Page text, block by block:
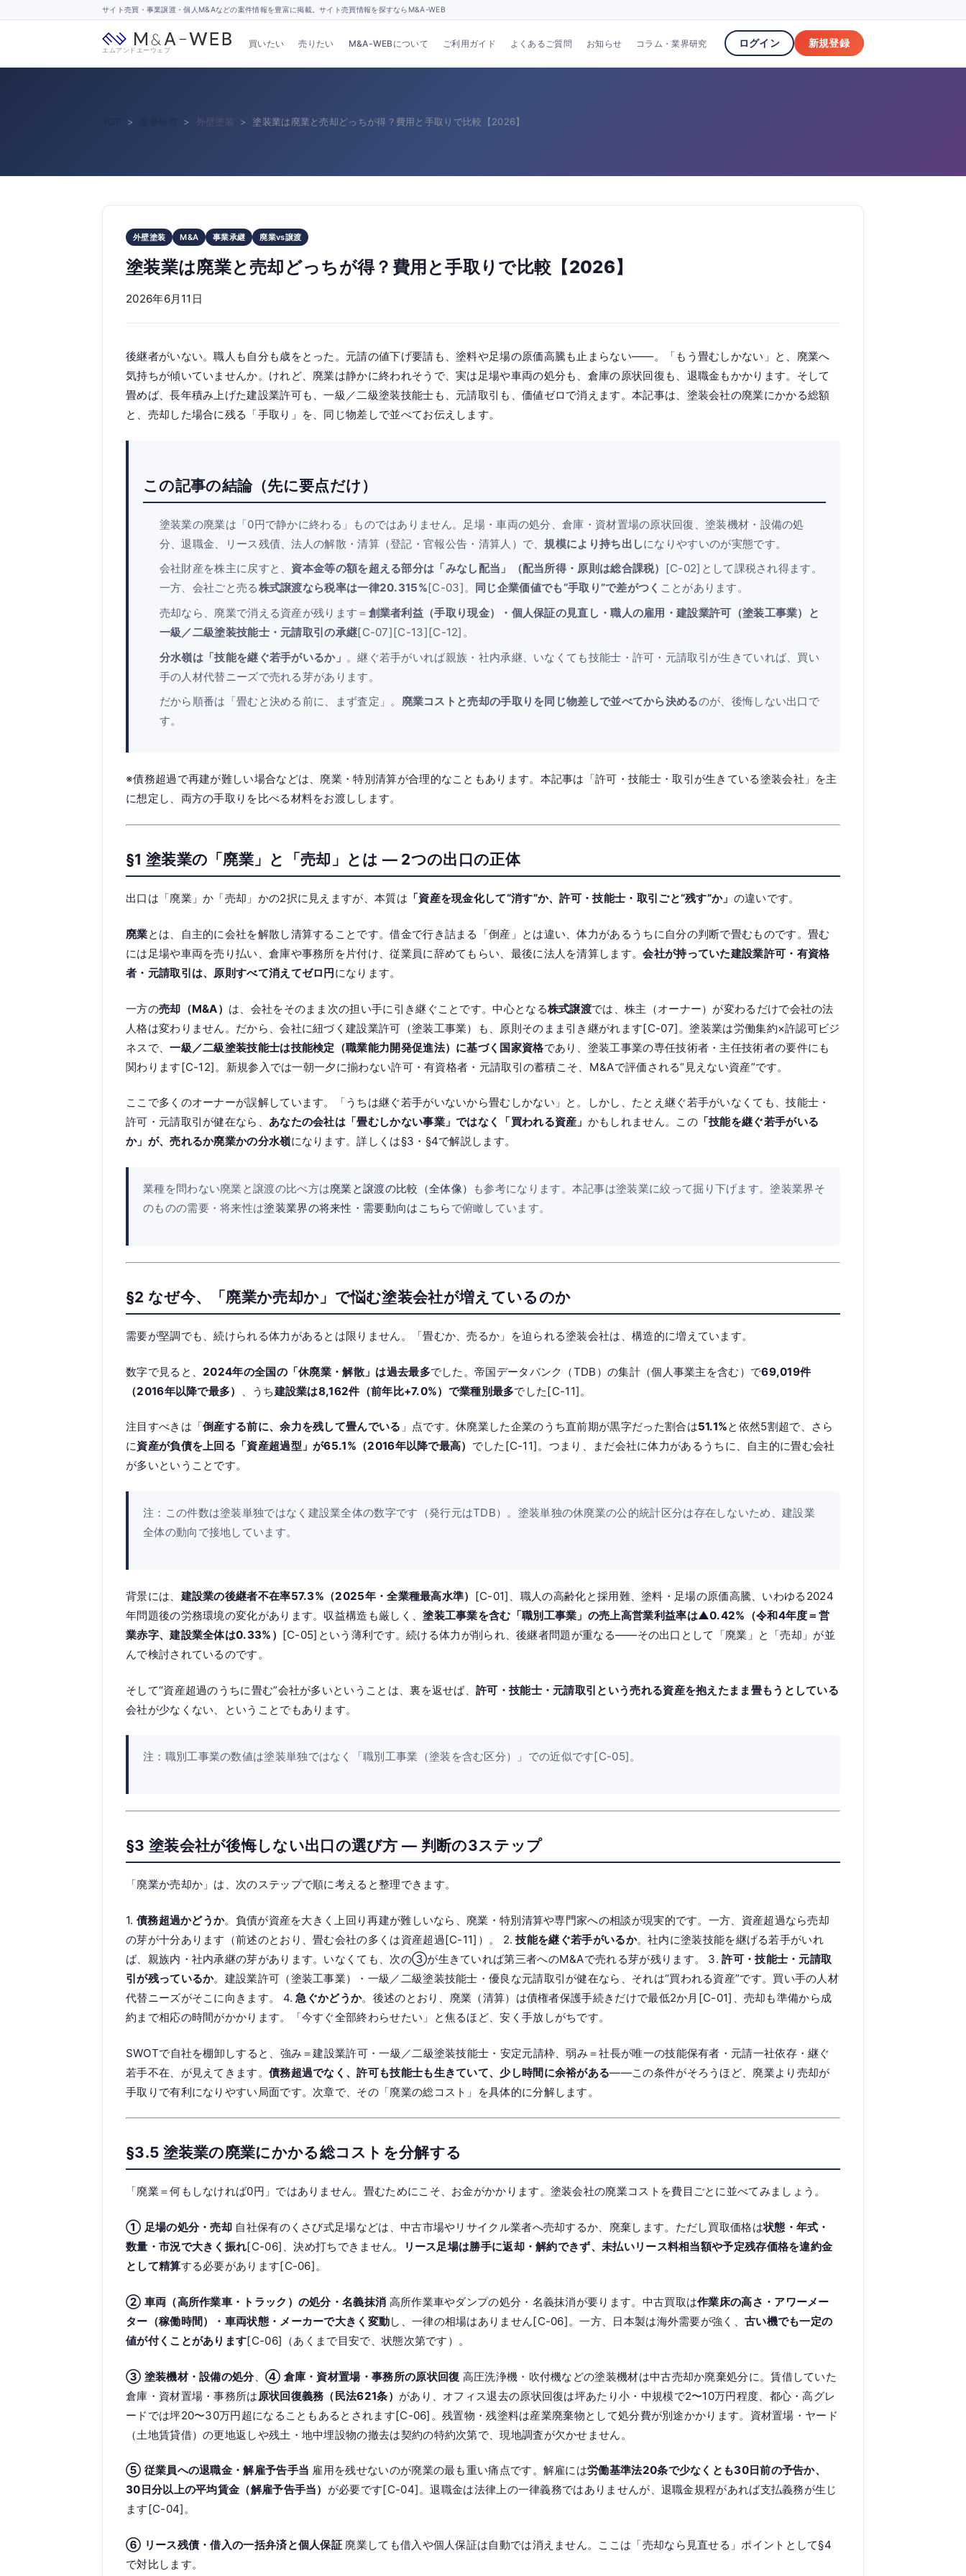
サイト売買・事業譲渡・個人M&Aなどの案件情報を豊富に掲載。サイト売買情報を探すならM&A-WEB
エムアンドエーウェブ
買いたい 売りたい M&A-WEBについて ご利用ガイド よくあるご質問 お知らせ コラム・業界研究 ログイン 新規登録
外壁塗装 塗装業は廃業と売却どっちが得？費用と手取りで比較【2026】
外壁塗装 M&A 事業承継 廃業vs譲渡
塗装業は廃業と売却どっちが得？費用と手取りで比較【2026】
2026年6月11日
後継者がいない。職人も自分も歳をとった。元請の値下げ要請も、塗料や足場の原価高騰も止まらない——。「もう畳むしかない」と、廃業へ
気持ちが傾いていませんか。けれど、廃業は静かに終われそうで、実は足場や車両の処分も、倉庫の原状回復も、退職金もかかります。そして
畳めば、長年積み上げた建設業許可も、一級／二級塗装技能士も、元請取引も、価値ゼロで消えます。本記事は、塗装会社の廃業にかかる総額
と、売却した場合に残る「手取り」を、同じ物差しで並べてお伝えします。
この記事の結論（先に要点だけ）
塗装業の廃業は「0円で静かに終わる」ものではありません。足場・車両の処分、倉庫・資材置場の原状回復、塗装機材・設備の処
分、退職金、リース残債、法人の解散・清算（登記・官報公告・清算人）で、 規模により持ち出しになりやすいのが実態です。
会社財産を株主に戻すと、 資本金等の額を超える部分は「みなし配当」（配当所得・原則は総合課税）
[C-02]として課税され得ます。
一方、会社ごと売る株式譲渡なら税率は一律20.315%[C-03]。 同じ企業価値でも“手取り”で差がつく ことがあります。
売却なら、廃業で消える資産が残ります＝ 創業者利益（手取り現金）・個人保証の見直し・職人の雇用・建設業許可（塗装工事業）と
一級／二級塗装技能士・元請取引の承継[C-07][C-13][C-12]。
分水嶺は「技能を継ぐ若手がいるか」 。継ぐ若手がいれば親族・社内承継、いなくても技能士・許可・元請取引が生きていれば、買い
手の人材代替ニーズで売れる芽があります。
だから順番は「畳むと決める前に、まず査定」。 廃業コストと売却の手取りを同じ物差しで並べてから決めるのが、後悔しない出口で
す。
※債務超過で再建が難しい場合などは、廃業・特別清算が合理的なこともあります。本記事は「許可・技能士・取引が生きている塗装会社」を主
に想定し、両方の手取りを比べる材料をお渡しします。
§1 塗装業の「廃業」と「売却」とは — 2つの出口の正体
出口は「廃業」か「売却」かの2択に見えますが、本質は 「資産を現金化して“消す”か、許可・技能士・取引ごと“残す”か」 の違いです。
廃業とは、自主的に会社を解散し清算することです。借金で行き詰まる「倒産」とは違い、体力があるうちに自分の判断で畳むものです。畳む
には足場や車両を売り払い、倉庫や事務所を片付け、従業員に辞めてもらい、最後に法人を清算します。会社が持っていた建設業許可・有資格
者・元請取引は、原則すべて消えてゼロ円になります。
一方の売却（M&A） は、会社をそのまま次の担い手に引き継ぐことです。中心となる株式譲渡では、株主（オーナー）が変わるだけで会社の法
人格は変わりません。だから、会社に紐づく建設業許可（塗装工事業）も、原則そのまま引き継がれます[C-07]。塗装業は労働集約×許認可ビジ
ネスで、一級／二級塗装技能士は技能検定（職業能力開発促進法）に基づく国家資格であり、塗装工事業の専任技術者・主任技術者の要件にも
関わります[C-12]。新規参入では一朝一夕に揃わない許可・有資格者・元請取引の蓄積こそ、M&Aで評価される“見えない資産”です。
ここで多くのオーナーが誤解しています。「うちは継ぐ若手がいないから畳むしかない」と。しかし、たとえ継ぐ若手がいなくても、技能士・
許可・元請取引が健在なら、 あなたの会社は「畳むしかない事業」ではなく「買われる資産」 かもしれません。この「技能を継ぐ若手がいる
か」が、売れるか廃業かの分水嶺になります。詳しくは§3・§4で解説します。
業種を問わない廃業と譲渡の比べ方は廃業と譲渡の比較（全体像）
も参考になります。本記事は塗装業に絞って掘り下げます。塗装業界そ
のものの需要・将来性は塗装業界の将来性・需要動向はこちら で俯瞰しています。
§2 なぜ今、「廃業か売却か」で悩む塗装会社が増えているのか
需要が堅調でも、続けられる体力があるとは限りません。「畳むか、売るか」を迫られる塗装会社は、構造的に増えています。
数字で見ると、 2024年の全国の「休廃業・解散」は過去最多でした。帝国データバンク（TDB）の集計（個人事業主を含む）で69,019件
（2016年以降で最多）
、うち建設業は8,162件（前年比+7.0%）で業種別最多でした[C-11]。
注目すべきは「倒産する前に、余力を残して畳んでいる 」点です。休廃業した企業のうち直前期が黒字だった割合は51.1%と依然5割超で、さら
に資産が負債を上回る「資産超過型」が65.1%（2016年以降で最高） でした[C-11]。つまり、まだ会社に体力があるうちに、自主的に畳む会社
が多いということです。
注：この件数は塗装単独ではなく建設業全体の数字です（発行元はTDB）。塗装単独の休廃業の公的統計区分は存在しないため、建設業
全体の動向で接地しています。
背景には、 建設業の後継者不在率57.3%（2025年・全業種最高水準） [C-01]、職人の高齢化と採用難、塗料・足場の原価高騰、いわゆる2024
年問題後の労務環境の変化があります。収益構造も厳しく、塗装工事業を含む「職別工事業」の売上高営業利益率は▲0.42%（令和4年度＝営
業赤字、建設業全体は0.33%） [C-05]という薄利です。続ける体力が削られ、後継者問題が重なる——その出口として「廃業」と「売却」が並
んで検討されているのです。
そして“資産超過のうちに畳む”会社が多いということは、裏を返せば、許可・技能士・元請取引という売れる資産を抱えたまま畳もうとしている
会社が少なくない、ということでもあります。
注：職別工事業の数値は塗装単独ではなく「職別工事業（塗装を含む区分）」での近似です[C-05]。
§3 塗装会社が後悔しない出口の選び方 — 判断の3ステップ
「廃業か売却か」は、次のステップで順に考えると整理できます。
1. 債務超過かどうか。負債が資産を大きく上回り再建が難しいなら、廃業・特別清算や専門家への相談が現実的です。一方、資産超過なら売却
の芽が十分あります（前述のとおり、畳む会社の多くは資産超過[C-11]）。 2.技能を継ぐ若手がいるか。社内に塗装技能を継げる若手がいれ
ば、親族内・社内承継の芽があります。いなくても、次の③が生きていれば第三者へのM&Aで売れる芽が残ります。 3.許可・技能士・元請取
引が残っているか。建設業許可（塗装工事業）・一級／二級塗装技能士・優良な元請取引が健在なら、それは“買われる資産”です。買い手の人材
代替ニーズがそこに向きます。 4.急ぐかどうか。後述のとおり、廃業（清算）は債権者保護手続きだけで最低2か月[C-01]、売却も準備から成
約まで相応の時間がかかります。「今すぐ全部終わらせたい」と焦るほど、安く手放しがちです。
SWOTで自社を棚卸しすると、強み＝建設業許可・一級／二級塗装技能士・安定元請枠、弱み＝社長が唯一の技能保有者・元請一社依存・継ぐ
若手不在、が見えてきます。 債務超過でなく、許可も技能士も生きていて、少し時間に余裕がある——この条件がそろうほど、廃業より売却が
手取りで有利になりやすい局面です。次章で、その「廃業の総コスト」を具体的に分解します。
§3.5 塗装業の廃業にかかる総コストを分解する
「廃業＝何もしなければ0円」ではありません。畳むためにこそ、お金がかかります。塗装会社の廃業コストを費目ごとに並べてみましょう。
① 足場の処分・売却 自社保有のくさび式足場などは、中古市場やリサイクル業者へ売却するか、廃棄します。ただし買取価格は状態・年式・
数量・市況で大きく振れ[C-06]、決め打ちできません。
リース足場は勝手に返却・解約できず、未払いリース料相当額や予定残存価格を違約金
として精算する必要があります[C-06]。
② 車両（高所作業車・トラック）の処分・名義抹消 高所作業車やダンプの処分・名義抹消が要ります。中古買取は作業床の高さ・アワーメー
ター（稼働時間）・車両状態・メーカーで大きく変動し、一律の相場はありません[C-06]。一方、日本製は海外需要が強く、 古い機でも一定の
値が付くことがあります[C-06]（あくまで目安で、状態次第です）。
③ 塗装機材・設備の処分、 ④ 倉庫・資材置場・事務所の原状回復 高圧洗浄機・吹付機などの塗装機材は中古売却か廃棄処分に。賃借していた
倉庫・資材置場・事務所は 原状回復義務（民法621条） があり、オフィス退去の原状回復は坪あたり小・中規模で2〜10万円程度、都心・高グレ
ードでは坪20〜30万円超になることもあるとされます[C-06]。残置物・残塗料は産業廃棄物として処分費が別途かかります。資材置場・ヤード
（土地賃貸借）の更地返しや残土・地中埋設物の撤去は契約の特約次第で、現地調査が欠かせません。
⑤ 従業員への退職金・解雇予告手当 雇用を残せないのが廃業の最も重い痛点です。解雇には労働基準法20条で少なくとも30日前の予告か、
30日分以上の平均賃金（解雇予告手当） が必要です[C-04]。退職金は法律上の一律義務ではありませんが、退職金規程があれば支払義務が生じ
ます[C-04]。
⑥ リース残債・借入の一括弁済と個人保証 廃業しても借入や個人保証は自動では消えません。ここは「売却なら見直せる」ポイントとして§4
で対比します。